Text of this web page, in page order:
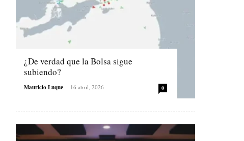
¿De verdad que la Bolsa sigue
subiendo?
Mauricio Luque - 16 abril, 2026 0